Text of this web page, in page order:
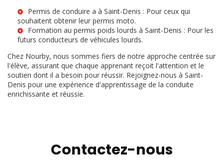
Permis de conduire a à Saint-Denis : Pour ceux qui
souhaitent obtenir leur permis moto.
Formation au permis poids lourds à Saint-Denis : Pour les
futurs conducteurs de véhicules lourds.
Chez Nourby, nous sommes fiers de notre approche centrée sur
l'élève, assurant que chaque apprenant reçoit l'attention et le
soutien dont il a besoin pour réussir. Rejoignez-nous à Saint-
Denis pour une expérience d'apprentissage de la conduite
enrichissante et réussie.
Contactez-nous